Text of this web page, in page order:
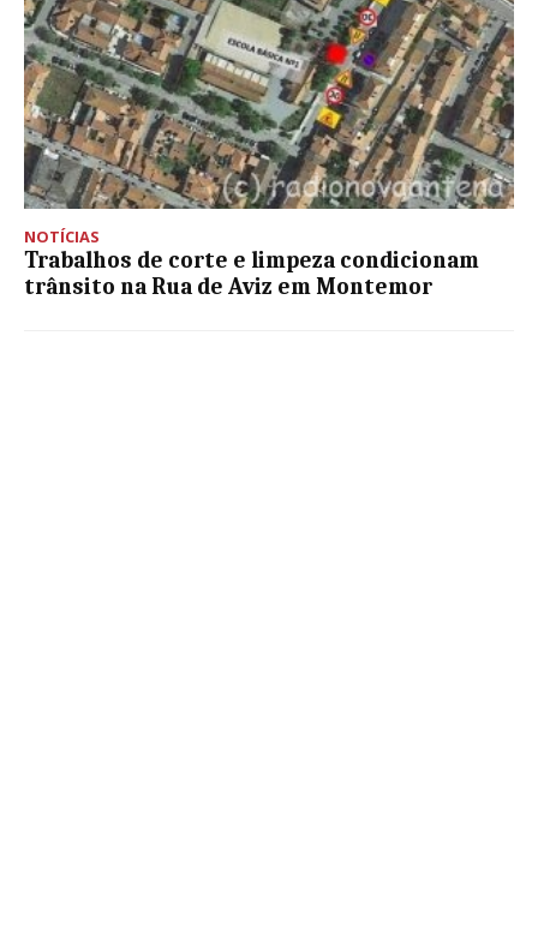
NOTÍCIAS
Trabalhos de corte e limpeza condicionam
trânsito na Rua de Aviz em Montemor